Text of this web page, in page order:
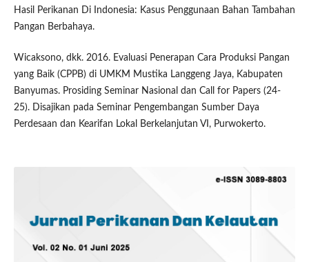
Hasil Perikanan Di Indonesia: Kasus Penggunaan Bahan Tambahan
Pangan Berbahaya.
Wicaksono, dkk. 2016. Evaluasi Penerapan Cara Produksi Pangan
yang Baik (CPPB) di UMKM Mustika Langgeng Jaya, Kabupaten
Banyumas. Prosiding Seminar Nasional dan Call for Papers (24-
25). Disajikan pada Seminar Pengembangan Sumber Daya
Perdesaan dan Kearifan Lokal Berkelanjutan VI, Purwokerto.